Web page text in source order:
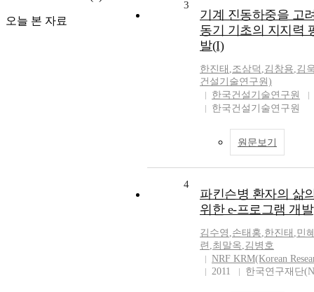
오늘 본 자료
3
기계 진동하중을 고
동기 기초의 지지력
발(I)
한진태 ,조삼덕 ,김창용,김
건설기술연구원)
한국건설기술연구원
한국건설기술연구원
원문보기
4
파킨슨병 환자의 삶
위한 e-프로그램 개발
김수영 ,손태홍,한진태 ,민
련 ,최말옥,김병호
NRF KRM(Korean
2011
한국연구재단